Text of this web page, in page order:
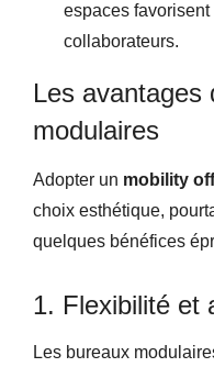
espaces
collaborateurs.
Les avantages
modulaires
Adopter un mobility
choix esthétique,
quelques bénéfices
1. Flexibilité et
Les bureaux